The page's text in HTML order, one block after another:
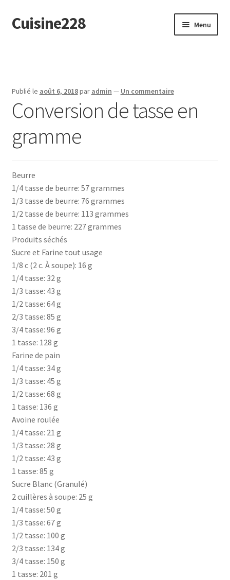
Aller
à
Aller
au
Cuisine228 Menu
Publié le août 6, 2018par admin — Un commentaire
Conversion de tasse en
gramme
Beurre
1/4 tasse de beurre: 57 grammes
1/3 tasse de beurre: 76 grammes
1/2 tasse de beurre: 113 grammes
1 tasse de beurre: 227 grammes
Produits séchés
Sucre et Farine tout usage
1/8 c (2 c. À soupe): 16 g
1/4 tasse: 32 g
1/3 tasse: 43 g
1/2 tasse: 64 g
2/3 tasse: 85 g
3/4 tasse: 96 g
1 tasse: 128 g
Farine de pain
1/4 tasse: 34 g
1/3 tasse: 45 g
1/2 tasse: 68 g
1 tasse: 136 g
Avoine roulée
1/4 tasse: 21 g
1/3 tasse: 28 g
1/2 tasse: 43 g
1 tasse: 85 g
Sucre Blanc (Granulé)
2 cuillères à soupe: 25 g
1/4 tasse: 50 g
1/3 tasse: 67 g
1/2 tasse: 100 g
2/3 tasse: 134 g
3/4 tasse: 150 g
1 tasse: 201 g